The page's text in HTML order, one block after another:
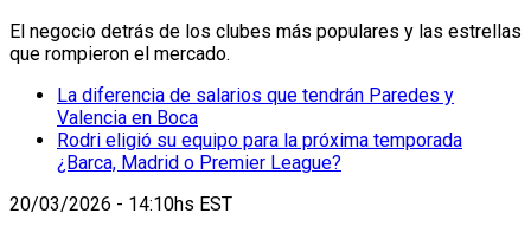
El negocio detrás de los clubes más populares y las estrellas
que rompieron el mercado.
La diferencia de salarios que tendrán Paredes y
Valencia en Boca
Rodri eligió su equipo para la próxima temporada
¿Barca, Madrid o Premier League?
20/03/2026 - 14:10hs EST